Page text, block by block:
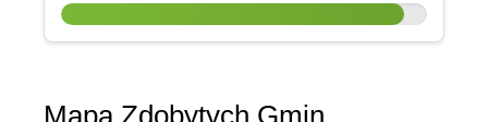
Mapa Zdobytych Gmin